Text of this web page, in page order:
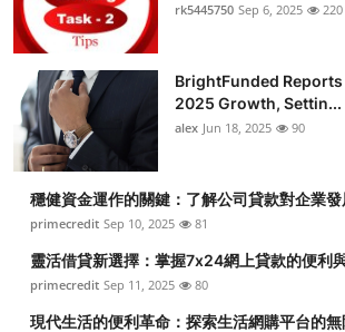
rk5445750 Sep 6, 2025 220
BrightFunded
2025 Growth, Settin...
alex Jun 18, 2025 90
穩健資金運作的關鍵：了解公司貸款對企業
primecredit Sep 10, 2025 81
靈活借貸新選擇：掌握7x24網上貸款的便利
primecredit Sep 11, 2025 80
現代生活的便利革命：探索生活網購平台的